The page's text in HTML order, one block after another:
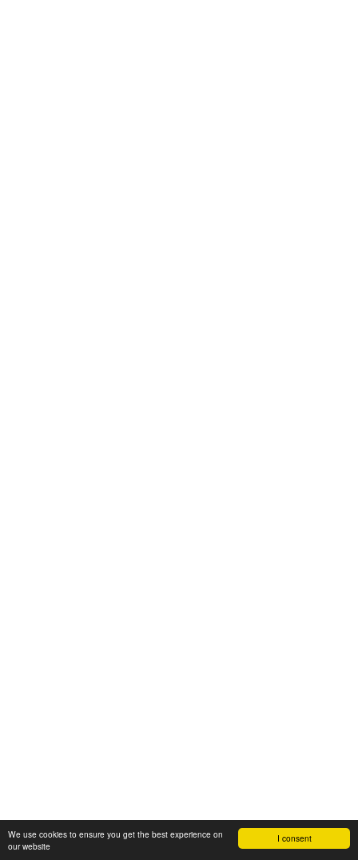
I consent
We use cookies to ensure you get the best experience on
our website